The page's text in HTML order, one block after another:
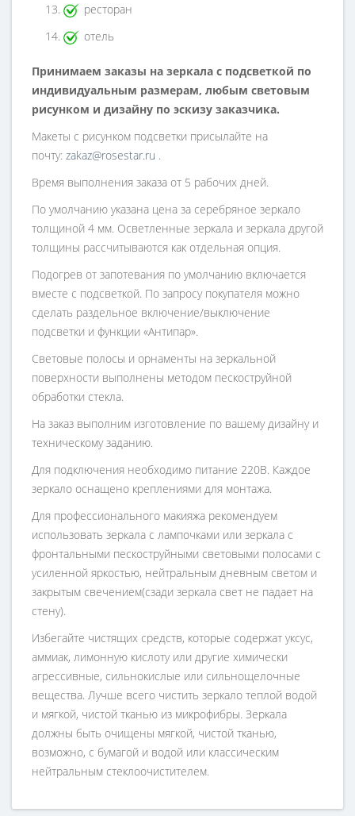
ресторан
отель
Принимаем заказы на зеркала с подсветкой по
индивидуальным размерам, любым световым
рисунком и дизайну по эскизу заказчика.
Макеты с рисунком подсветки присылайте на
почту: zakaz@rosestar.ru .
Время выполнения заказа от 5 рабочих дней.
По умолчанию указана цена за серебряное зеркало
толщиной 4 мм. Осветленные зеркала и зеркала другой
толщины рассчитываются как отдельная опция.
Подогрев от запотевания по умолчанию включается
вместе с подсветкой. По запросу покупателя можно
сделать раздельное включение/выключение
подсветки и функции «Антипар».
Световые полосы и орнаменты на зеркальной
поверхности выполнены методом пескоструйной
обработки стекла.
На заказ выполним изготовление по вашему дизайну и
техническому заданию.
Для подключения необходимо питание 220В. Каждое
зеркало оснащено креплениями для монтажа.
Для профессионального макияжа рекомендуем
использовать зеркала с лампочками или зеркала с
фронтальными пескоструйными световыми полосами с
усиленной яркостью, нейтральным дневным светом и
закрытым свечением(сзади зеркала свет не падает на
стену).
Избегайте чистящих средств, которые содержат уксус,
аммиак, лимонную кислоту или другие химически
агрессивные, сильнокислые или сильнощелочные
вещества. Лучше всего чистить зеркало теплой водой
и мягкой, чистой тканью из микрофибры. Зеркала
должны быть очищены мягкой, чистой тканью,
возможно, с бумагой и водой или классическим
нейтральным стеклоочистителем.